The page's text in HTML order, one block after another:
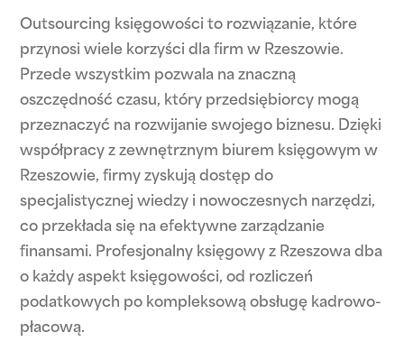
Outsourcing księgowości to rozwiązanie, które
przynosi wiele korzyści dla firm w Rzeszowie.
Przede wszystkim pozwala na znaczną
oszczędność czasu, który przedsiębiorcy mogą
przeznaczyć na rozwijanie swojego biznesu. Dzięki
współpracy z zewnętrznym biurem księgowym w
Rzeszowie, firmy zyskują dostęp do
specjalistycznej wiedzy i nowoczesnych narzędzi,
co przekłada się na efektywne zarządzanie
finansami. Profesjonalny księgowy z Rzeszowa dba
o każdy aspekt księgowości, od rozliczeń
podatkowych po kompleksową obsługę kadrowo-
płacową.